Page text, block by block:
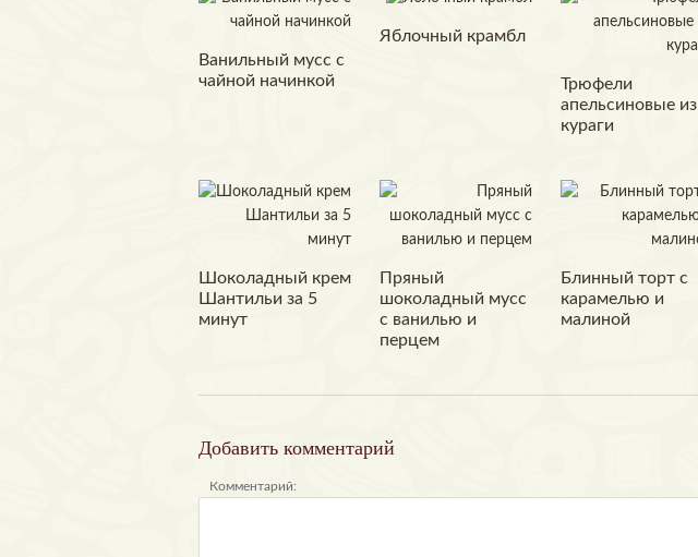
Ванильный мусс с
чайной начинкой
Яблочный крамбл
Трюфели
апельсиновые из
кураги
Шоколадный крем
Шантильи за 5
минут
Пряный
шоколадный мусс
с ванилью и
перцем
Блинный торт с
карамелью и
малиной
Добавить комментарий
Комментарий: